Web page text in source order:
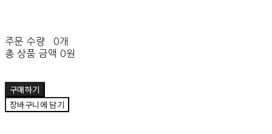
주문 수량
0개
총 상품 금액 0원
구매하기
장바구니에 담기